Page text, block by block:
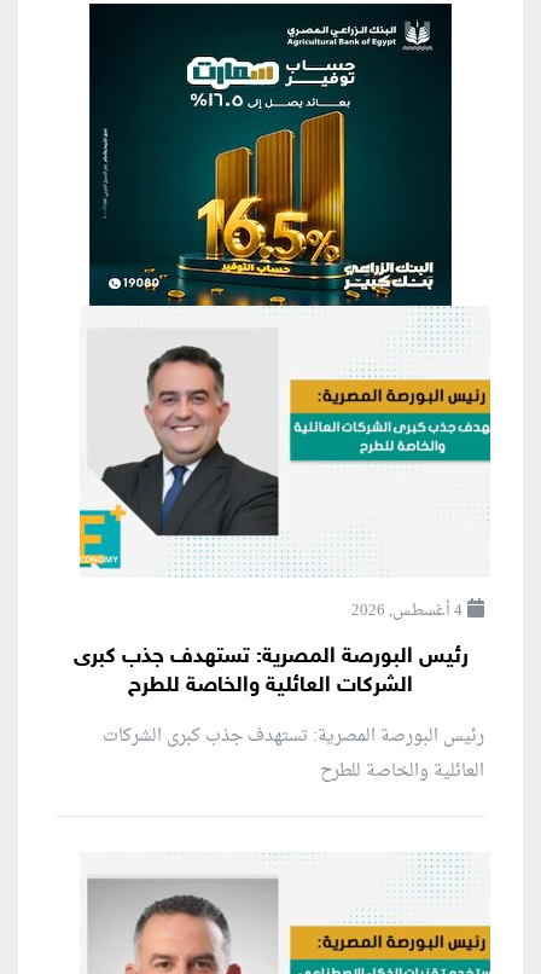
منطقة إعلانية
4 أغسطس, 2026
رئيس البورصة المصرية: تستهدف جذب كبرى
الشركات العائلية والخاصة للطرح
رئيس البورصة المصرية: تستهدف جذب كبرى الشركات
العائلية والخاصة للطرح